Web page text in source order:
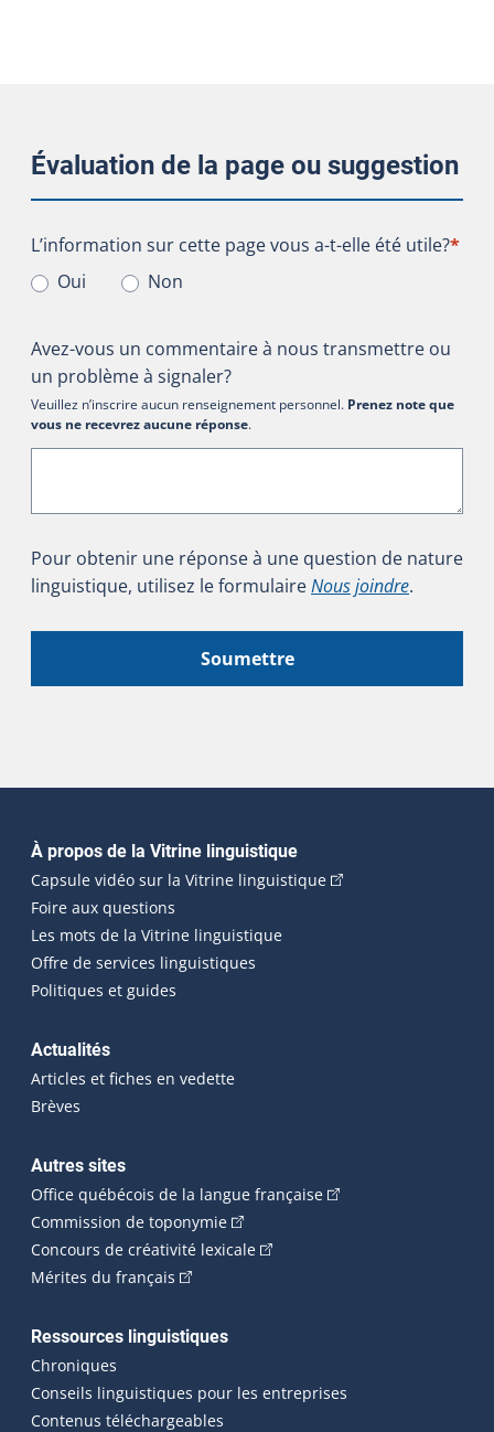
Évaluation de la page ou suggestion
L’information sur cette page vous a-t-elle été utile?
L’information sur cette page vous a-t-elle été utile?*
Oui
Non
Avez-vous un commentaire à nous transmettre ou
un problème à signaler?
Veuillez n’inscrire aucun renseignement personnel. Prenez note que
vous ne recevrez aucune réponse.
Pour obtenir une réponse à une question de nature
linguistique, utilisez le formulaireNous joindre.
Soumettre
Navigation principale
À propos de la Vitrine linguistique
Capsule vidéo sur la Vitrine linguistique(Cet hyperlien
Foire aux questions
Les mots de la Vitrine linguistique
Offre de services linguistiques
Politiques et guides
Actualités
Articles et fiches en vedette
Brèves
Autres sites
Office québécois de la langue française(Cet hyperlien
Commission de toponymie(Cet hyperlien externe s'ouvrira
Concours de créativité lexicale(Cet hyperlien externe
Mérites du français (Cet hyperlien externe s'ouvrira dans une
Ressources linguistiques
Chroniques
Conseils linguistiques pour les entreprises
Contenus téléchargeables